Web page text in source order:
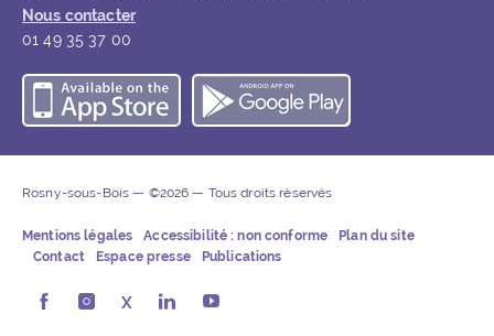
Nous contacter
01 49 35 37 00
Télécharger l’application iOS
Rosny-sous-Bois — ©2026 — Tous droits réservés
Mentions légales Accessibilité : non conforme
Plan du site
Contact
Espace presse Publications
Rosny-sous-Bois sur Facebook (ouvre une nouvelle
Rosny-sous-Bois sur Instagram (ouvre une
X Rosny-sous-Bois sur LinkedIn (ouvre
Rosny-sous-Bois sur Youtube